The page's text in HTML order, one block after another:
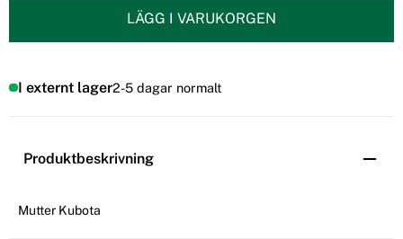
LÄGG I VARUKORGEN
I externt lager2-5 dagar normalt
Produktbeskrivning
Mutter Kubota